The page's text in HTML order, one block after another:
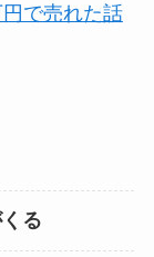
で売れた話
る